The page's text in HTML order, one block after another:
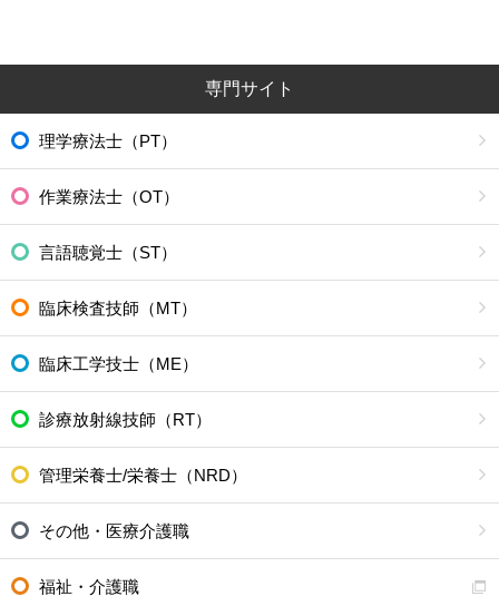
専門サイト
理学療法士（PT）
作業療法士（OT）
言語聴覚士（ST）
臨床検査技師（MT）
臨床工学技士（ME）
診療放射線技師（RT）
管理栄養士/栄養士（NRD）
その他・医療介護職
福祉・介護職